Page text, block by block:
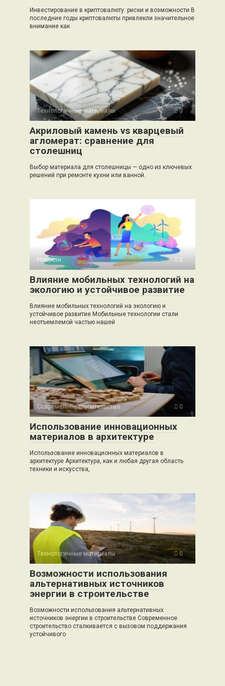
Инвестирование в криптовалюту: риски и возможности В
последние годы криптовалюты привлекли значительное
внимание как
Технологичные материалы 0
Акриловый камень vs кварцевый
агломерат: сравнение для
столешниц
Выбор материала для столешницы — одно из ключевых
решений при ремонте кухни или ванной.
Новости 0
Влияние мобильных технологий на
экологию и устойчивое развитие
Влияние мобильных технологий на экологию и
устойчивое развитие Мобильные технологии стали
неотъемлемой частью нашей
Современное строительство 0
Использование инновационных
материалов в архитектуре
Использование инновационных материалов в
архитектуре Архитектура, как и любая другая область
техники и искусства,
Технологичные материалы 0
Возможности использования
альтернативных источников
энергии в строительстве
Возможности использования альтернативных
источников энергии в строительстве Современное
строительство сталкивается с вызовом поддержания
устойчивого